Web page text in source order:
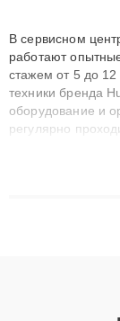
В сервисном
работают
стажем от 5 до
техники бренда
оборудование и
регулярно
технику с